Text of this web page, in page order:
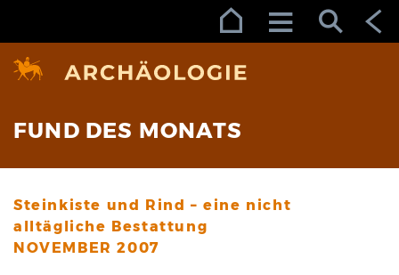
FUND DES MONATS
Steinkiste und Rind – eine nicht
alltägliche Bestattung
NOVEMBER 2007